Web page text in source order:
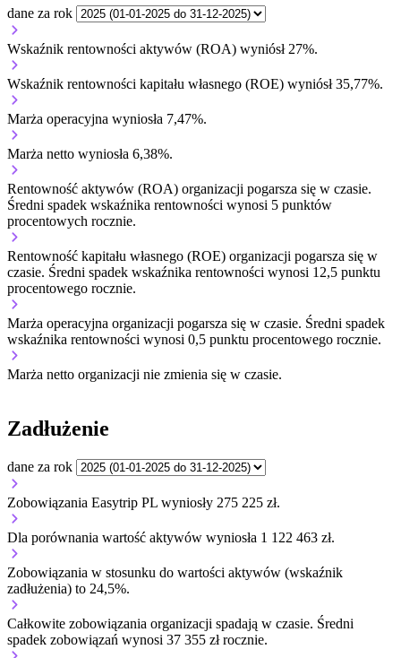
dane za rok
Wskaźnik rentowności aktywów (ROA) wyniósł 27%.
Wskaźnik rentowności kapitału własnego (ROE) wyniósł 35,77%.
Marża operacyjna wyniosła 7,47%.
Marża netto wyniosła 6,38%.
Rentowność aktywów (ROA) organizacji pogarsza się w czasie.
Średni spadek wskaźnika rentowności wynosi 5 punktów
procentowych rocznie.
Rentowność kapitału własnego (ROE) organizacji pogarsza się w
czasie. Średni spadek wskaźnika rentowności wynosi 12,5 punktu
procentowego rocznie.
Marża operacyjna organizacji pogarsza się w czasie. Średni spadek
wskaźnika rentowności wynosi 0,5 punktu procentowego rocznie.
Marża netto organizacji nie zmienia się w czasie.
Zadłużenie
dane za rok
Zobowiązania Easytrip PL wyniosły 275 225 zł.
Dla porównania wartość aktywów wyniosła 1 122 463 zł.
Zobowiązania w stosunku do wartości aktywów (wskaźnik
zadłużenia) to 24,5%.
Całkowite zobowiązania organizacji spadają w czasie. Średni
spadek zobowiązań wynosi 37 355 zł rocznie.